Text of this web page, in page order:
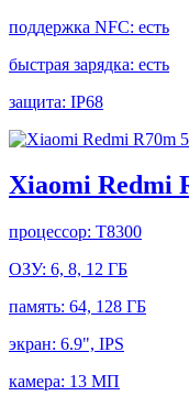
поддержка NFC: есть
быстрая зарядка: есть
защита: IP68
Xiaomi Redmi
процессор: T8300
ОЗУ: 6, 8, 12 ГБ
память: 64, 128 ГБ
экран: 6.9", IPS
камера: 13 МП